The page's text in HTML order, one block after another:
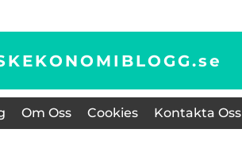
se
Om Oss Cookies Kontakta Oss